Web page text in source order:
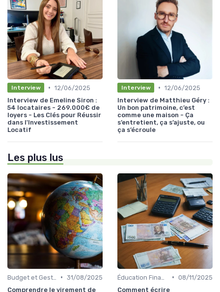
Interview • 12/06/2025
Interview de Emeline Siron :
54 locataires - 269.000€ de
loyers - Les Clés pour Réussir
dans l'Investissement
Locatif
Interview • 12/06/2025
Interview de Matthieu Géry :
Un bon patrimoine, c’est
comme une maison - Ça
s’entretient, ça s’ajuste, ou
ça s’écroule
Les plus lus
• 31/08/2025
Comprendre le virement de
• 08/11/2025
Comment écrire